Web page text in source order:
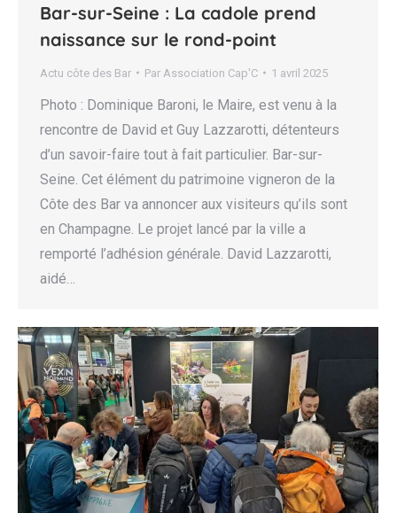
Bar-sur-Seine : La cadole prend
naissance sur le rond-point
Actu côte des Bar Par Association Cap'C 1 avril 2025
Photo : Dominique Baroni, le Maire, est venu à la
rencontre de David et Guy Lazzarotti, détenteurs
d’un savoir-faire tout à fait particulier. Bar-sur-
Seine. Cet élément du patrimoine vigneron de la
Côte des Bar va annoncer aux visiteurs qu’ils sont
en Champagne. Le projet lancé par la ville a
remporté l’adhésion générale. David Lazzarotti,
aidé…